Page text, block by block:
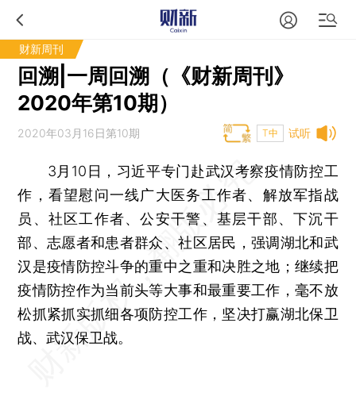
财新周刊
回溯|一周回溯（《财新周刊》
2020年第10期）
试听
2020年03月16日第10期 T中
3月10日，习近平专门赴武汉考察疫情防控工
作，看望慰问一线广大医务工作者、解放军指战
员、社区工作者、公安干警、基层干部、下沉干
部、志愿者和患者群众、社区居民，强调湖北和武
汉是疫情防控斗争的重中之重和决胜之地；继续把
疫情防控作为当前头等大事和最重要工作，毫不放
松抓紧抓实抓细各项防控工作，坚决打赢湖北保卫
战、武汉保卫战。